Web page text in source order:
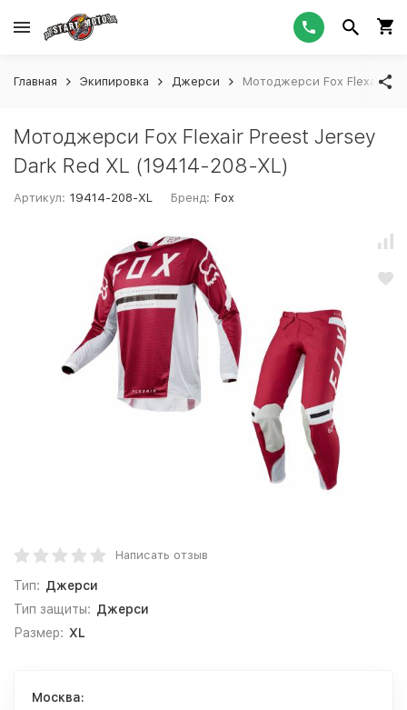
Главная Экипировка Джерси Мотоджерси Fox Flexair
Мотоджерси Fox Flexair Preest Jersey
Dark Red XL (19414-208-XL)
Артикул: 19414-208-XL Бренд: Fox
Написать отзыв
Тип: Джерси
Тип защиты: Джерси
Размер: XL
Москва: